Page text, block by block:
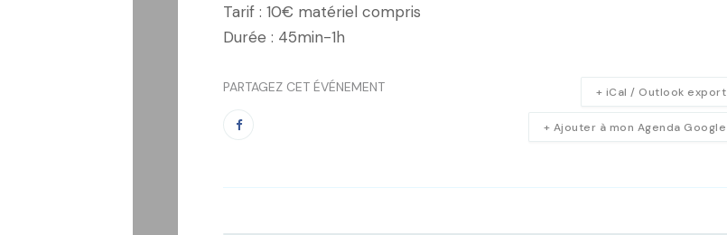
Tarif : 10€ matériel compris
Durée : 45min-1h
PARTAGEZ CET ÉVÉNEMENT
+ Ajouter à mon Agenda Google
+ iCal / Outlook export